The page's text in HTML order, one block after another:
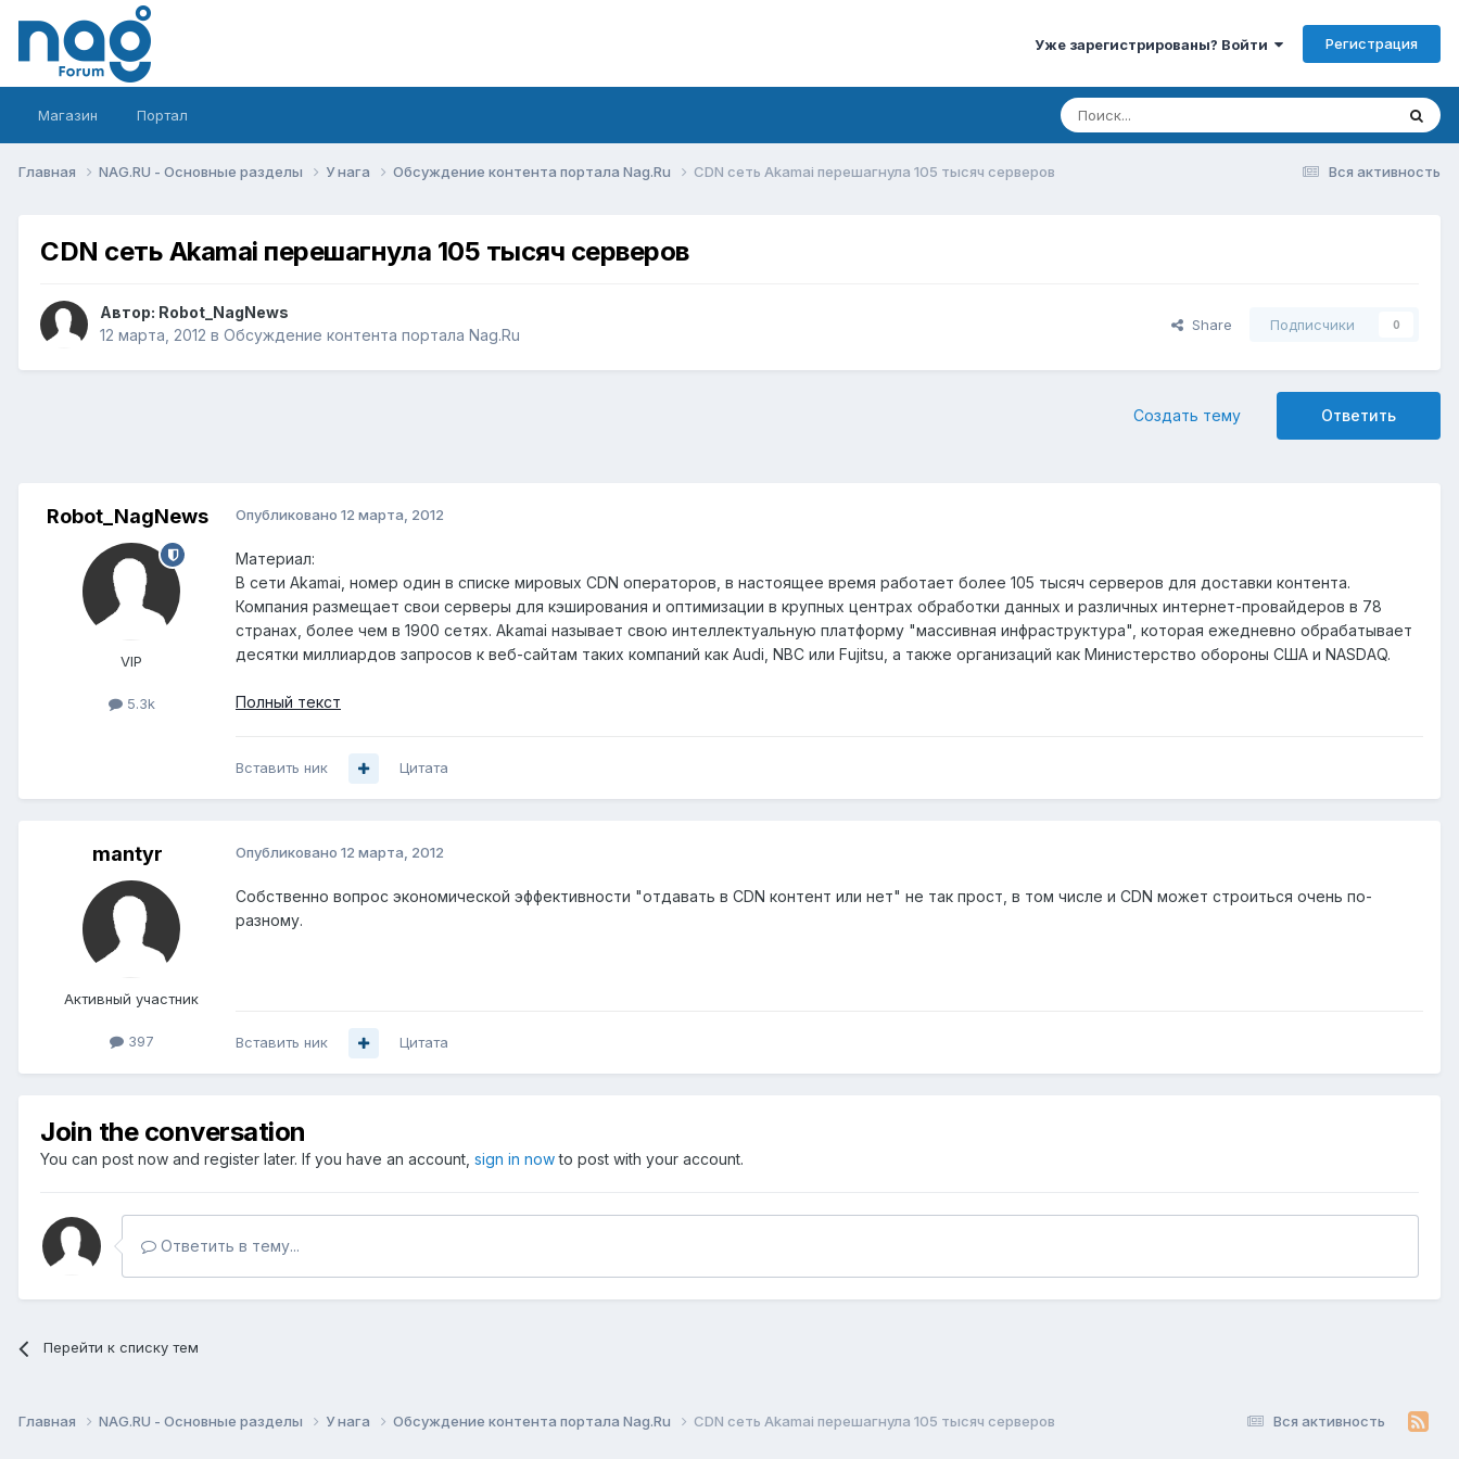
Уже зарегистрированы? Войти Регистрация
Магазин Портал
Вся активность
Главная NAG.RU - Основные разделы У нага Обсуждение контента портала Nag.Ru CDN сеть Akamai перешагнула 105 тысяч серверов
CDN сеть Akamai перешагнула 105 тысяч серверов
Автор: Robot_NagNews
12 марта, 2012 в Обсуждение контента портала Nag.Ru
Share Подписчики 0
Ответить
Создать тему
Robot_NagNews
VIP
5.3k
Опубликовано 12 марта, 2012
Материал:
В сети Akamai, номер один в списке мировых CDN операторов, в настоящее время работает более 105 тысяч серверов для доставки контента.
Компания размещает свои серверы для кэширования и оптимизации в крупных центрах обработки данных и различных интернет-провайдеров в 78
странах, более чем в 1900 сетях. Akamai называет свою интеллектуальную платформу "массивная инфраструктура", которая ежедневно обрабатывает
десятки миллиардов запросов к веб-сайтам таких компаний как Audi, NBC или Fujitsu, а также организаций как Министерство обороны США и NASDAQ.
Полный текст
Вставить ник Цитата
mantyr
Активный участник
397
Опубликовано 12 марта, 2012
Собственно вопрос экономической эффективности "отдавать в CDN контент или нет" не так прост, в том числе и CDN может строиться очень по-
разному.
Вставить ник Цитата
Join the conversation
You can post now and register later. If you have an account, sign in nowto post with your account.
Ответить в тему...
Перейти к списку тем
Вся активность
Главная NAG.RU - Основные разделы У нага Обсуждение контента портала Nag.Ru CDN сеть Akamai перешагнула 105 тысяч серверов